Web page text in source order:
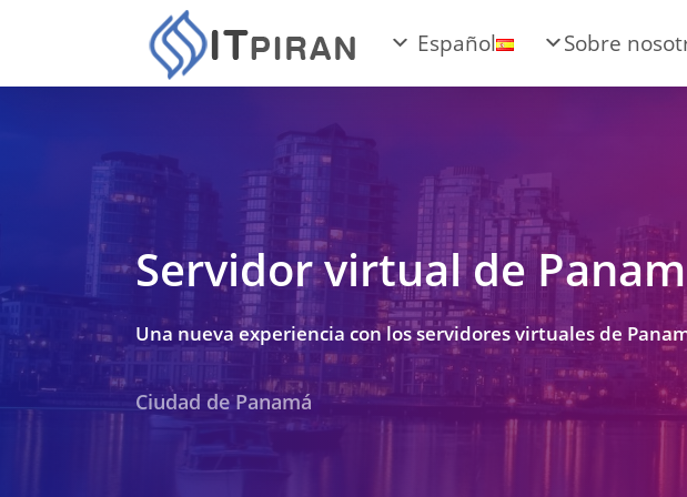
Sobre
Español
Servidor virtual de
Una nueva experiencia con los servidores virtuales de
Ciudad de Panamá